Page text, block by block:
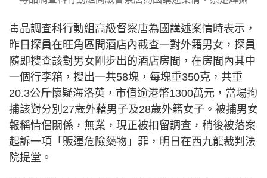
毒品調查科行動組高級督察唐為國講述案情時表示，
昨日探員在旺角區間酒店內截查一對外籍男女，探員
隨即搜查該對男女剛步出的酒店房間，在房間內其中
一個行李箱，搜出一共58塊，每塊重350克，共重
20.3公斤懷疑海洛英，市值逾港幣1300萬元，當場拘
捕該對分別27歲外藉男子及28歲外籍女子。被捕男女
報稱情侶關係，無業，現正被扣留調查，稍後被落案
起訴一項「販運危險藥物」罪，明日在西九龍裁判法
院提堂。